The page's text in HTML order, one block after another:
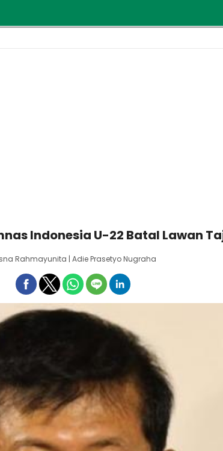
Indonesia U-22 Batal Lawan
Rahmayunita | Adie Prasetyo Nugraha